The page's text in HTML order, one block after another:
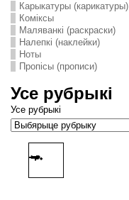
Карыкатуры (карикатуры)
Комiксы
Маляванкі (раскраски)
Налепкі (наклейки)
Ноты
Пропісы (прописи)
Усе рубрыкі
Усе рубрыкі